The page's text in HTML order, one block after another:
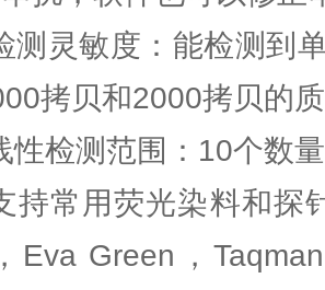
敏度：能检测到单
拷贝和2000拷贝的
检测范围：10个数
常用荧光染料和探
Eva Green，